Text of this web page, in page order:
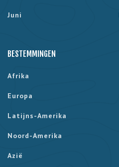
Juni
BESTEMMINGEN
Afrika
Europa
Latijns-Amerika
Noord-Amerika
Azië